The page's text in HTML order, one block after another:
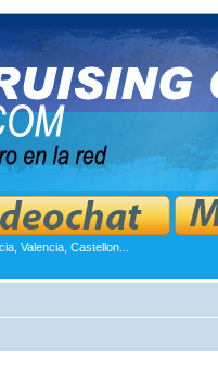
Valencia, Castellon...